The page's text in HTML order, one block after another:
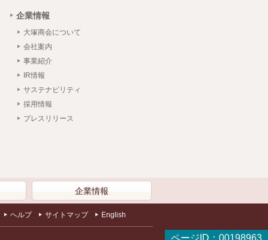
ページID：00198963
企業情報
大塚商会について
会社案内
事業紹介
IR情報
サステナビリティ
採用情報
プレスリリース
企業情報
ヘルプ サイトマップ English